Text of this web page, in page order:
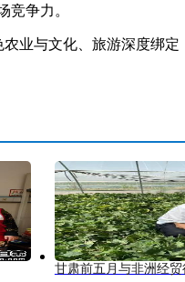
竞争力。
与文化、旅游深度绑
甘肃前五月与非洲经贸